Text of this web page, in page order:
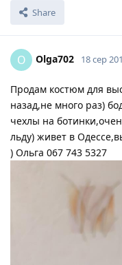
Share
O Olga702 18 сер
Продам костюм для
назад,не много раз)
чехлы на
льду) живет в
) Ольга 067 743 5327